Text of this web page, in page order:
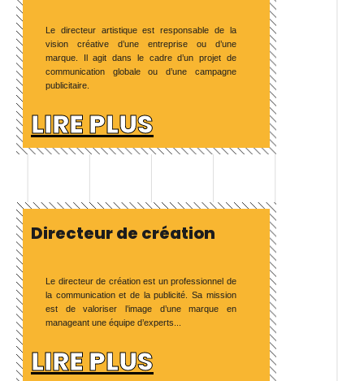
Le directeur artistique est responsable de la
vision créative d’une entreprise ou d’une
marque. Il agit dans le cadre d’un projet de
communication globale ou d’une campagne
publicitaire.
LIRE PLUS
Directeur de création
Le directeur de création est un professionnel de
la communication et de la publicité. Sa mission
est de valoriser l’image d’une marque en
manageant une équipe d’experts...
LIRE PLUS